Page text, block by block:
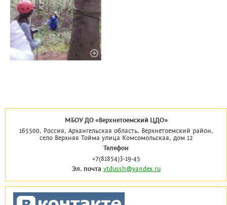
МБОУ ДО «Верхнетоемский ЦДО»
165500, Россия, Архангельская область, Верхнетоемский район,
село Верхняя Тойма улица Комсомольская, дом 12
Телефон
+7(81854)3-19-45
Эл. почта vtdussh@yandex.ru